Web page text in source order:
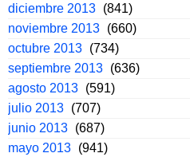
diciembre 2013 (841)
noviembre 2013 (660)
octubre 2013 (734)
septiembre 2013 (636)
agosto 2013 (591)
julio 2013 (707)
junio 2013 (687)
mayo 2013 (941)